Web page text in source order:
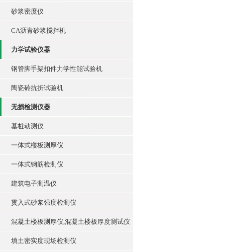
砂浆密度仪
CA沥青砂浆搅拌机
力学试验仪器
钢管脚手架扣件力学性能试验机
陶瓷砖抗折试验机
无损检测仪器
基桩动测仪
一体式楼板测厚仪
一体式钢筋检测仪
建筑电子测温仪
贯入式砂浆强度检测仪
混凝土楼板测厚仪,混凝土楼板厚度测试仪
填土密实度现场检测仪